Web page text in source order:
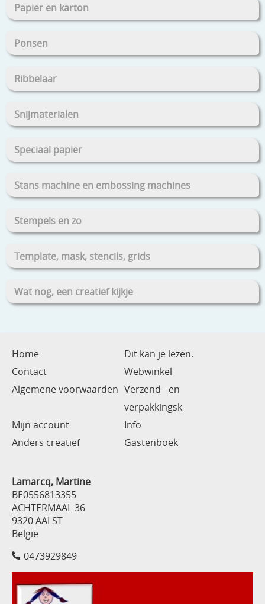
Papier en karton
Ponsen
Ribbelaar
Snijmaterialen
Speciaal papier
Stans machine en embossing machines
Stempels en zo
Template, mask, stencils, grids
Wat nog, een creatief kijkje
Home
Dit kan je lezen.
Contact
Webwinkel
Algemene voorwaarden Verzend - en
verpakkingsk
Mijn account
Info
Anders creatief
Gastenboek
Lamarcq, Martine
BE0556813355
ACHTERMAAL 36
9320 AALST
België
0473929849